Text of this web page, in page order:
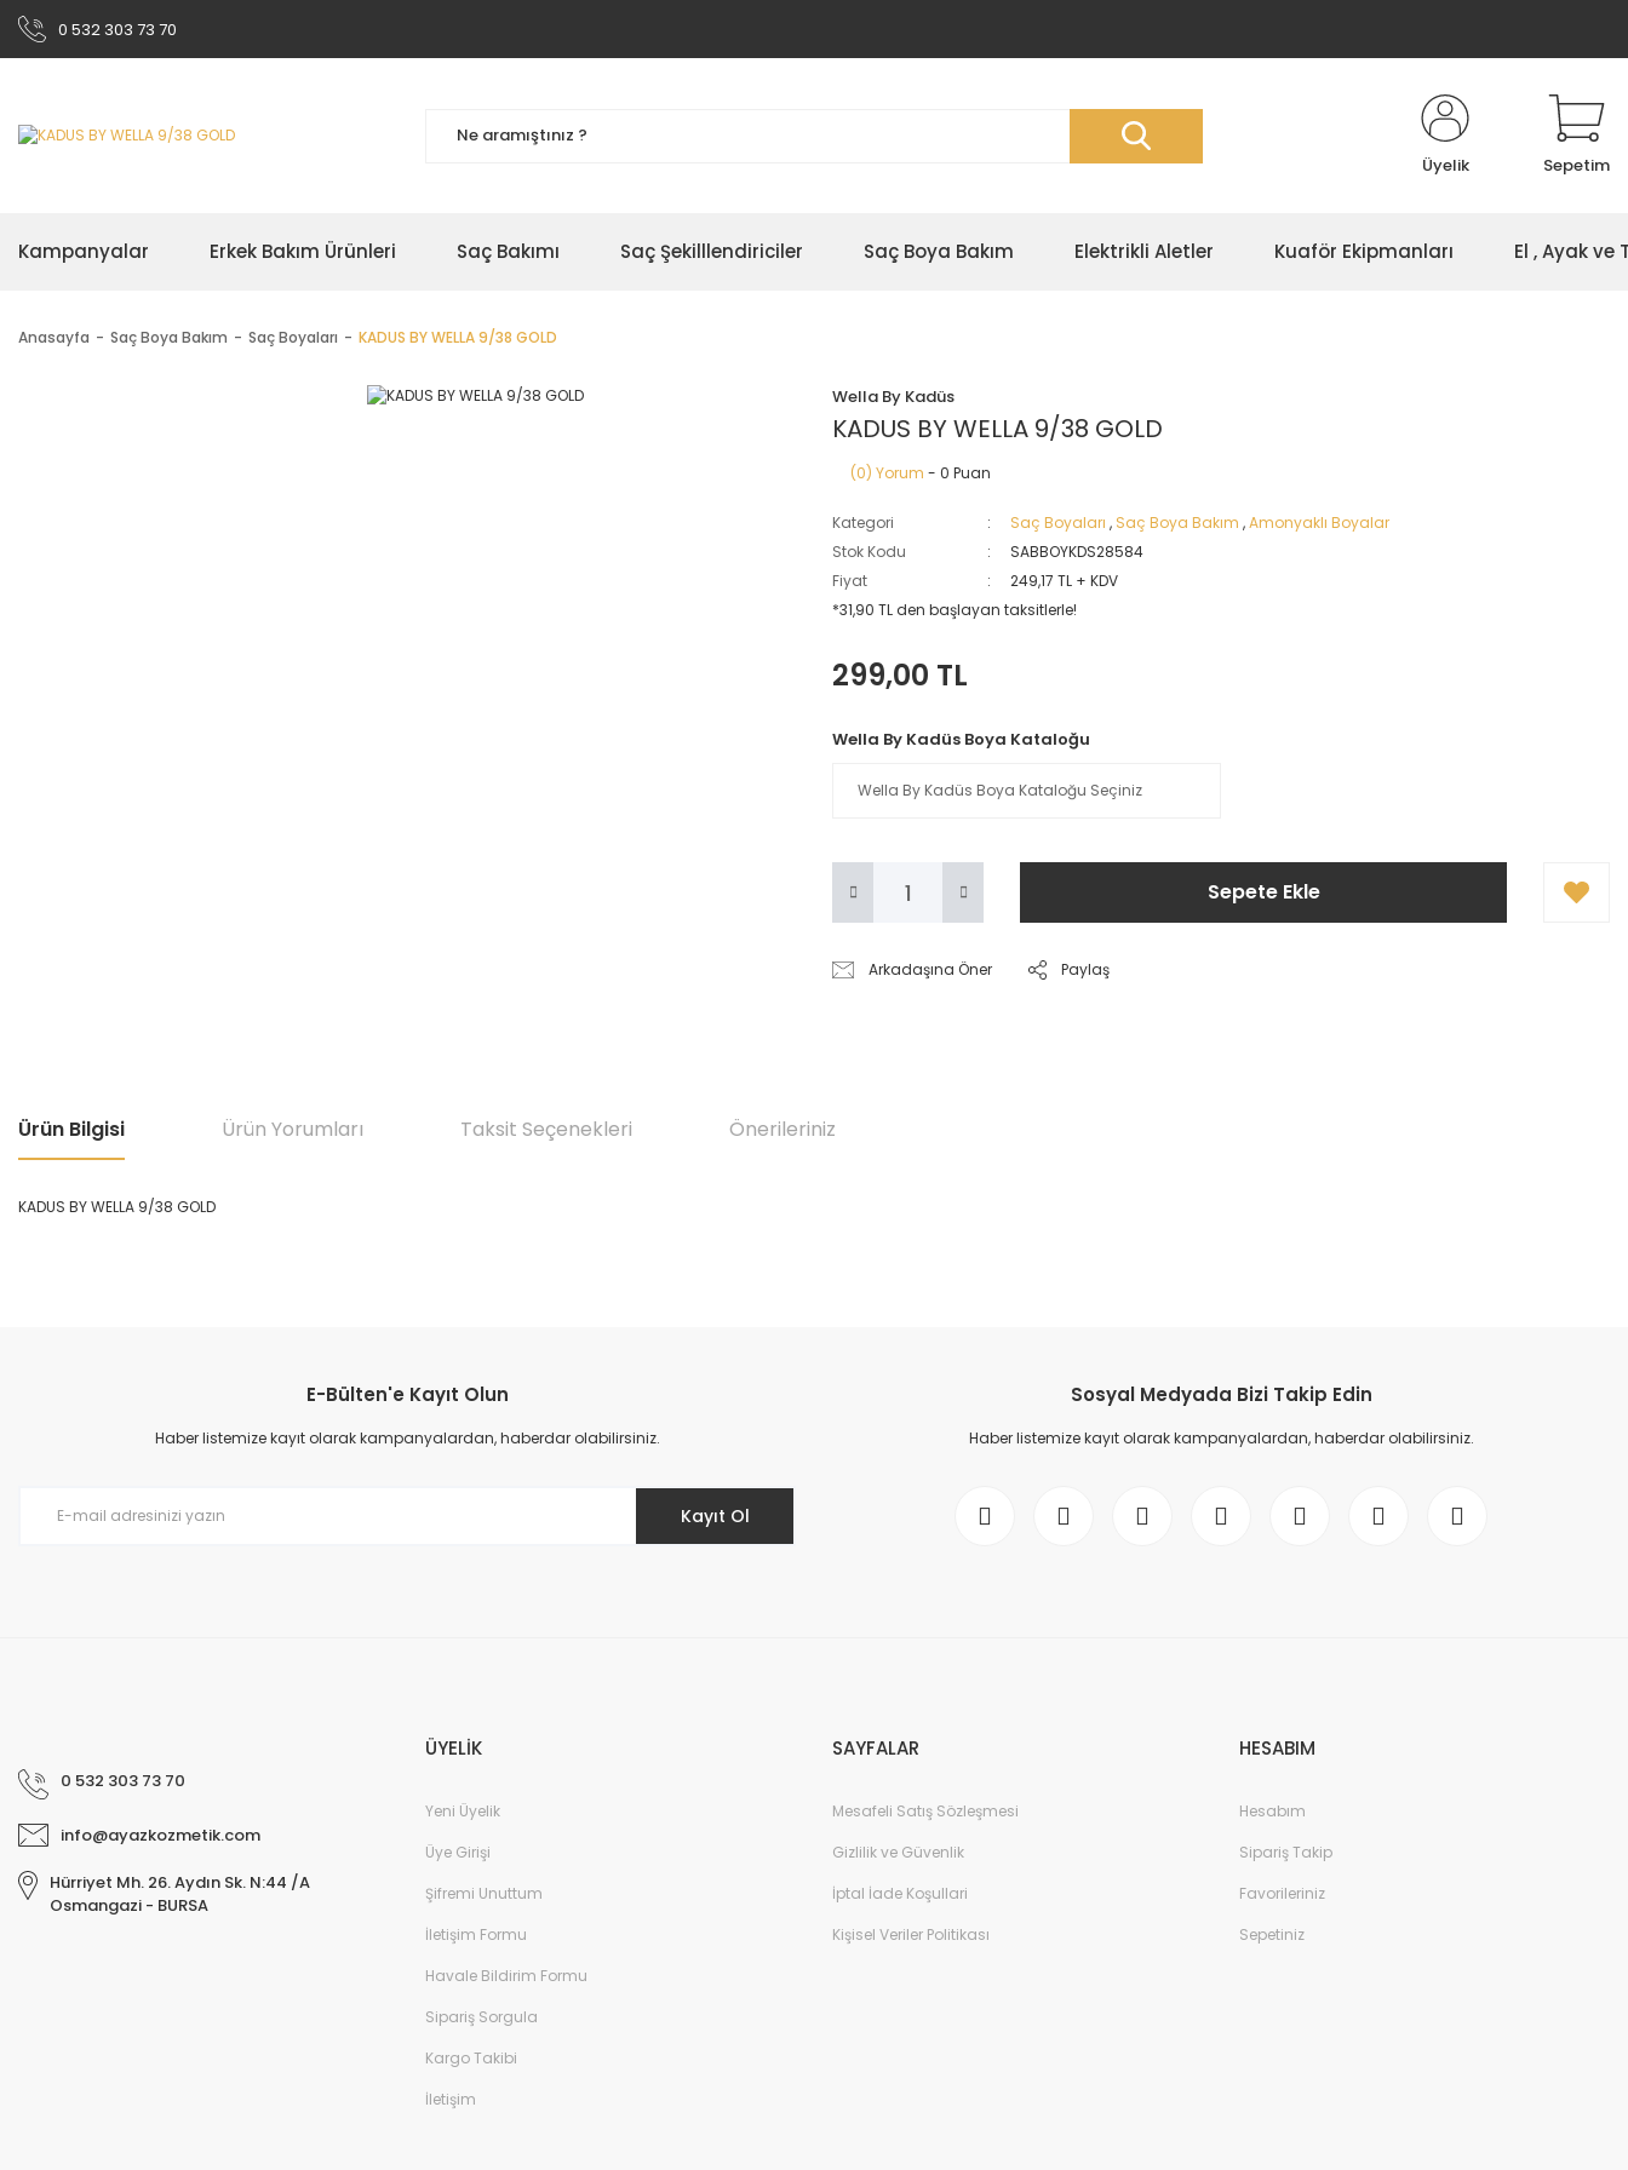
0 532 303 73 70
Üyelik Sepetim
Kampanyalar Erkek Bakım Ürünleri Saç Bakımı Saç Şekilllendiriciler Saç Boya Bakım Elektrikli Aletler Kuaför Ekipmanları El , Ayak ve
Anasayfa Saç Boya Bakım Saç Boyaları KADUS BY WELLA 9/38 GOLD
Wella By Kadüs
KADUS BY WELLA 9/38 GOLD
(0) Yorum - 0 Puan
Kategori Saç Boyaları , Saç Boya Bakım ,Amonyaklı Boyalar
Stok Kodu
SABBOYKDS28584
Fiyat
249,17 TL + KDV
*31,90 TL den başlayan taksitlerle!
299,00 TL
Wella By Kadüs Boya Kataloğu
Sepete Ekle
Arkadaşına Öner Paylaş
Ürün Bilgisi Ürün Yorumları Taksit Seçenekleri Önerileriniz
KADUS BY WELLA 9/38 GOLD
Ürün resmi kalitesiz, bozuk veya görüntülenemiyor.
Ürün açıklamasında eksik bilgiler bulunuyor.
E-Bülten'e Kayıt Olun
Haber listemize kayıt olarak kampanyalardan, haberdar olabilirsiniz.
Kayıt Ol
Sosyal Medyada Bizi Takip Edin
Haber listemize kayıt olarak kampanyalardan, haberdar olabilirsiniz.
0 532 303 73 70
info@ayazkozmetik.com
Hürriyet Mh. 26. Aydın Sk. N:44 /A
Osmangazi - BURSA
ÜYELİK
Yeni Üyelik
Üye Girişi
Şifremi Unuttum
İletişim Formu
Havale Bildirim Formu
Sipariş Sorgula
Kargo Takibi
İletişim
SAYFALAR
Mesafeli Satış Sözleşmesi
Gizlilik ve Güvenlik
İptal İade Koşullari
Kişisel Veriler Politikası
HESABIM
Hesabım
Sipariş Takip
Favorileriniz
Sepetiniz